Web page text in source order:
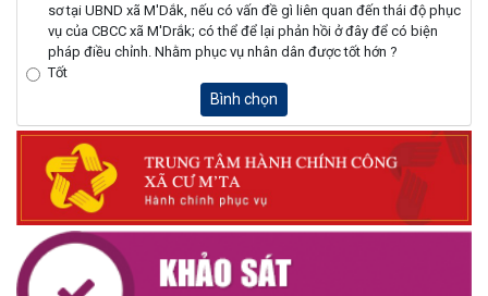
sơ tại UBND xã M'Dắk, nếu có vấn đề gì liên quan đến thái độ phục
vụ của CBCC xã M'Drắk; có thể để lại phản hồi ở đây để có biện
pháp điều chỉnh. Nhằm phục vụ nhân dân được tốt hớn ?
Tốt
Bình chọn